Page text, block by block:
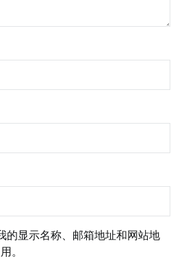
的显示名称、邮箱地址和网站地
。